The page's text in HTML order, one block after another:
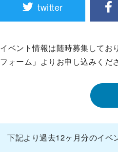
twitter
イベント情報は随時募集してお
フォーム」よりお申し込みくださ
下記より過去12ヶ月分のイベ